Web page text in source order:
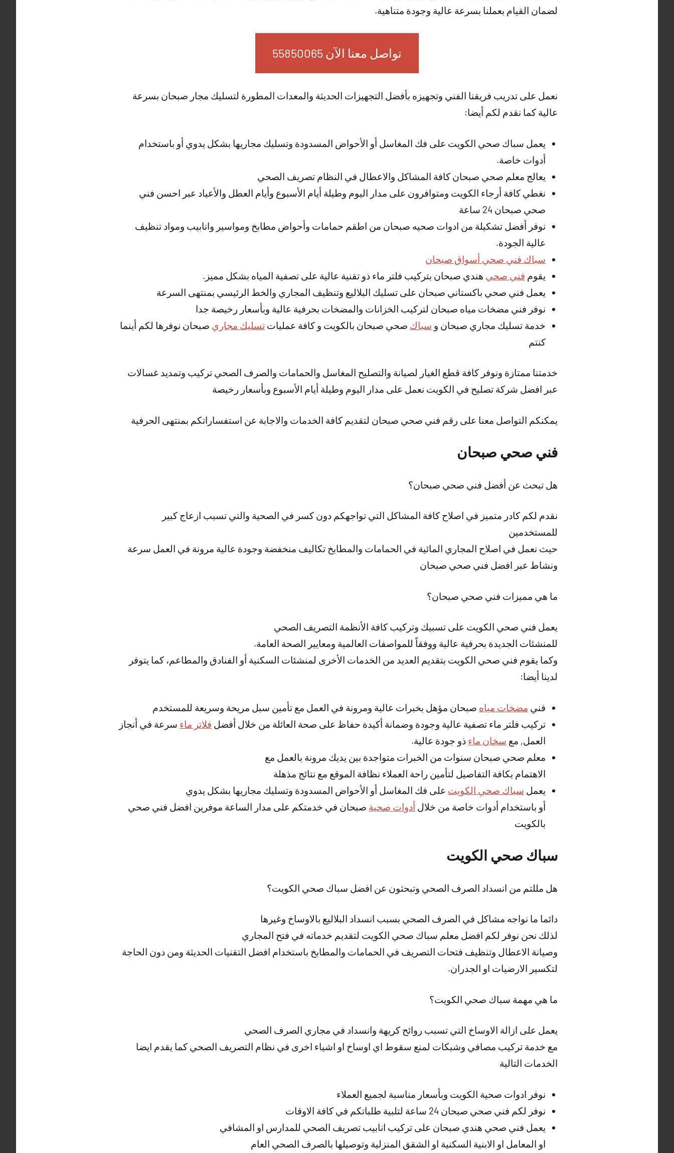
لضمان القيام بعملنا بسرعة عالية وجودة متناهية.
تواصل معنا الآن 55850065
نعمل على تدريب فريقنا الفني وتجهيزه بأفضل التجهيزات الحديثة والمعدات المطورة لتسليك مجار صبحان بسرعة
عالية كما نقدم لكم أيضا:
يعمل سباك صحي الكويت على فك المغاسل أو الأحواض المسدودة وتسليك مجاريها بشكل يدوي أو باستخدام
أدوات خاصة.
يعالج معلم صحي صبحان كافة المشاكل والاعطال في النظام تصريف الصحي
نغطي كافة أرجاء الكويت ومتوافرون على مدار اليوم وطيلة أيام الأسبوع وأيام العطل والأعياد عبر احسن فني
صحي صبحان 24 ساعة
نوفر أفضل تشكيلة من ادوات صحيه صبحان من اطقم حمامات وأحواض مطابخ ومواسير وانابيب ومواد تنظيف
عالية الجودة.
سباك فني صحي أسواق صبحان
يقوم فني صحي هندي صبحان بتركيب فلتر ماء ذو تقنية عالية على تصفية المياه بشكل مميز.
يعمل فني صحي باكستاني صبحان على تسليك البلاليع وتنظيف المجاري والخط الرئيسي بمنتهى السرعة
نوفر فني مضخات مياه صبحان لتركيب الخزانات والمضخات بحرفية عالية وبأسعار رخيصة جدا
خدمة تسليك مجاري صبحان و سباك صحي صبحان بالكويت و كافة عمليات تسليك مجاري صبحان نوفرها لكم أينما
كنتم
خدمتنا ممتازة ونوفر كافة قطع الغيار لصيانة والتصليح المغاسل والحمامات والصرف الصحي تركيب وتمديد غسالات
عبر افضل شركة تصليح في الكويت نعمل على مدار اليوم وطيلة أيام الأسبوع وبأسعار رخيصة
يمكنكم التواصل معنا على رقم فني صحي صبحان لتقديم كافة الخدمات والاجابة عن استفساراتكم بمنتهى الحرفية
فني صحي صبحان
هل تبحث عن أفضل فني صحي صبحان؟
نقدم لكم كادر متميز في اصلاح كافة المشاكل التي تواجهكم دون كسر في الصحية والتي تسبب ازعاج كبير
للمستخدمين
حيث نعمل في اصلاح المجاري المائية في الحمامات والمطابخ تكاليف منخفضة وجودة عالية مرونة في العمل سرعة
ونشاط عبر افضل فني صحي صبحان
ما هي مميزات فني صحي صبحان؟
يعمل فني صحي الكويت على تسبيك وتركيب كافة الأنظمة التصريف الصحي
للمنشئات الجديدة بحرفية عالية ووفقاً للمواصفات العالمية ومعايير الصحة العامة.
وكما يقوم فني صحي الكويت بتقديم العديد من الخدمات الأخرى لمنشئات السكنية أو الفنادق والمطاعم، كما يتوفر
لدينا أيضا:
فني مضخات مياه صبحان مؤهل بخبرات عالية ومرونة في العمل مع تأمين سبل مريحة وسريعة للمستخدم
تركيب فلتر ماء تصفية عالية وجودة وضمانة أكيدة حفاظ على صحة العائلة من خلال أفضل فلاتر ماء سرعة في أنجاز
العمل, مع سخان ماء ذو جودة عالية.
معلم صحي صبحان سنوات من الخبرات متواجدة بين يديك مرونة بالعمل مع
الاهتمام بكافة التفاصيل لتأمين راحة العملاء نظافة الموقع مع نتائج مذهلة
يعمل سباك صحي الكويت على فك المغاسل أو الأحواض المسدودة وتسليك مجاريها بشكل يدوي
أو باستخدام أدوات خاصة من خلال أدوات صحية صبحان في خدمتكم على مدار الساعة موفرين افضل فني صحي
بالكويت
سباك صحي الكويت
هل مللتم من انسداد الصرف الصحي وتبحثون عن افضل سباك صحي الكويت؟
دائما ما نواجه مشاكل في الصرف الصحي بسبب انسداد البلاليع بالاوساخ وغيرها
لذلك نحن نوفر لكم افضل معلم سباك صحي الكويت لتقديم خدماته في فتح المجاري
وصيانة الاعطال وتنظيف فتحات التصريف في الحمامات والمطابخ باستخدام افضل التقنيات الحديثة ومن دون الحاجة
لتكسير الارضيات او الجدران.
ما هي مهمة سباك صحي الكويت؟
يعمل على ازالة الاوساخ التي تسبب روائح كريهة وانسداد في مجاري الصرف الصحي
مع خدمة تركيب مصافي وشبكات لمنع سقوط اي اوساخ او اشياء اخرى في نظام التصريف الصحي كما يقدم ايضا
الخدمات التالية
نوفر ادوات صحية الكويت وبأسعار مناسبة لجميع العملاء
نوفر لكم فني صحي صبحان 24 ساعة لتلبية طلباتكم في كافة الاوقات
يعمل فني صحي هندي صبحان على تركيب انابيب تصريف الصحي للمدارس او المشافي
او المعامل او الابنية السكنية او الشقق المنزلية وتوصيلها بالصرف الصحي العام